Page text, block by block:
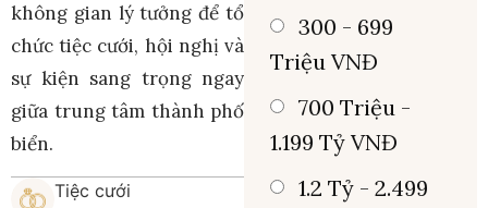
không gian lý tưởng để tổ
chức tiệc cưới, hội nghị và
sự kiện sang trọng ngay
giữa trung tâm thành phố
biển.
Tiệc cưới
300 - 699
Triệu VNĐ
700 Triệu -
1.199 Tỷ VNĐ
1.2 Tỷ - 2.499